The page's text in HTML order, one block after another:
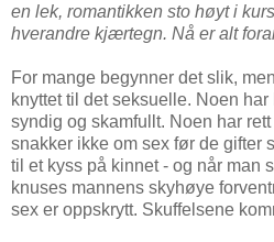
en lek, romantikken sto høyt i
hverandre kjærtegn. Nå er alt
For mange begynner det slik,
knyttet til det seksuelle. Noen
syndig og skamfullt. Noen har
snakker ikke om sex før de gifter
til et kyss på kinnet - og når man
knuses mannens skyhøye
sex er oppskrytt. Skuffelsene